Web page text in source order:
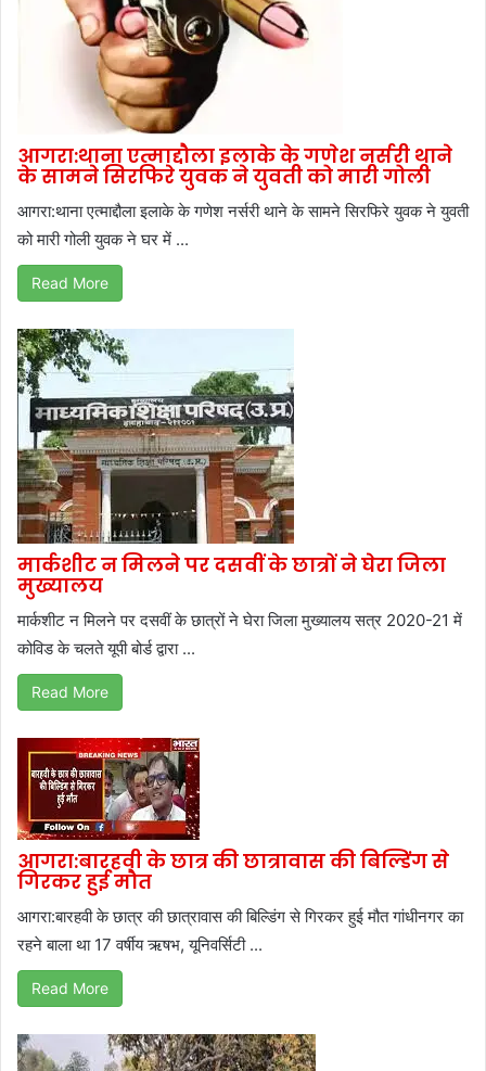
आगरा:थाना एत्माद्दौला इलाके के गणेश नर्सरी थाने
के सामने सिरफिरे युवक ने युवती को मारी गोली
आगरा:थाना एत्माद्दौला इलाके के गणेश नर्सरी थाने के सामने सिरफिरे युवक ने युवती
को मारी गोली युवक ने घर में ...
Read More
मार्कशीट न मिलने पर दसवीं के छात्रों ने घेरा जिला
मुख्यालय
मार्कशीट न मिलने पर दसवीं के छात्रों ने घेरा जिला मुख्यालय सत्र 2020-21 में
कोविड के चलते यूपी बोर्ड द्वारा ...
Read More
आगरा:बारहवी के छात्र की छात्रावास की बिल्डिंग से
गिरकर हुई मौत
आगरा:बारहवी के छात्र की छात्रावास की बिल्डिंग से गिरकर हुई मौत गांधीनगर का
रहने बाला था 17 वर्षीय ऋषभ, यूनिवर्सिटी ...
Read More